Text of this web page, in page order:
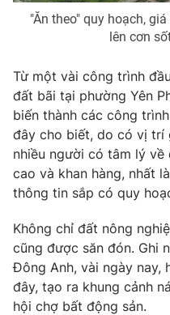
VTV Sức khoẻ
Thị trường 24h
VTV4
VTV9
THỜI BÁO VTV
"Ăn theo" quy hoạch,
lên cơn
Từ một vài công trình
đất bãi tại phường Yên
biến thành các công
đây cho biết, do có vị trí
nhiều người có tâm lý
cao và khan hàng, nhất
thông tin sắp có quy
Không chỉ đất nông
cũng được săn đón. Ghi
Đông Anh, vài ngày nay,
đây, tạo ra khung cảnh
hội chợ bất động sản.